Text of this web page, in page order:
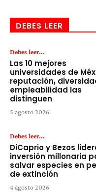
DEBES LEER
Debes leer...
Las 10 mejores
universidades de
reputación,
empleabilidad las
distinguen
5 agosto 2026
Debes leer...
DiCaprio y Bezos
inversión millonaria
salvar especies en
de extinción
4 agosto 2026